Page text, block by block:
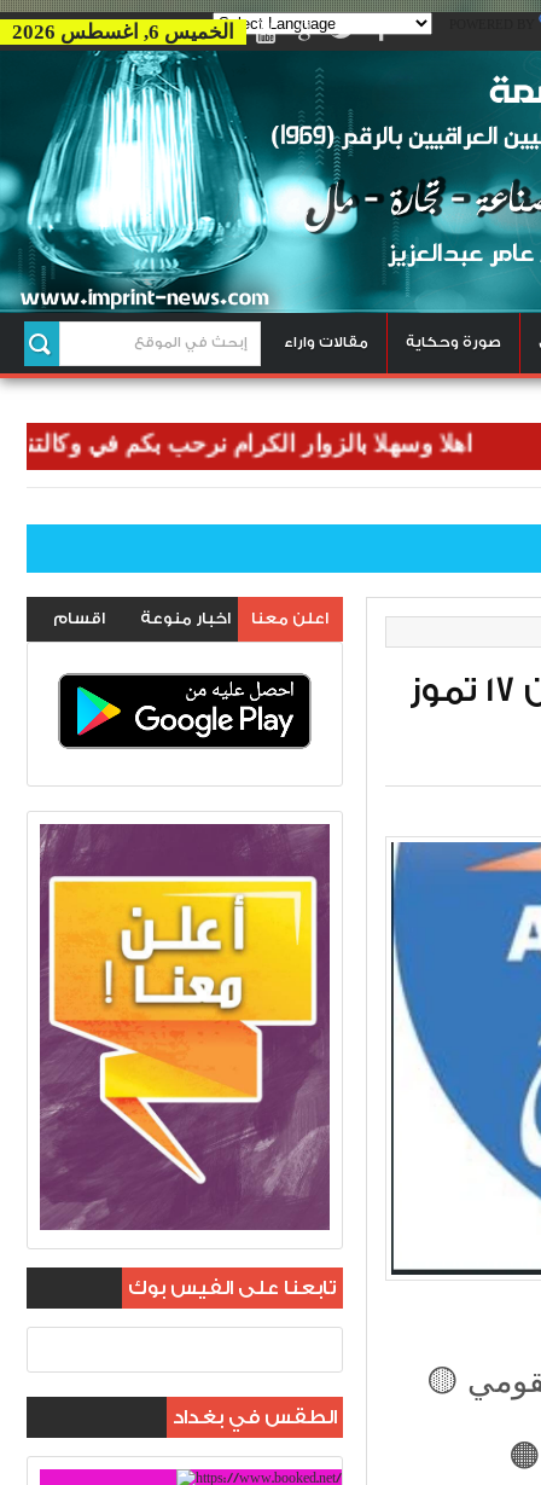
الخميس 6, اغسطس 2026
صورة وحكاية مقالات واراء
اهلا وسهلا بالزوار الكرام نرحب بكم في وكالتنا
تصفح جريدة "الصباح" عدد اليوم الإثنين 17 تموز
لإقرار قوانين مهمة في فصله
اعلن معنا اخبار منوعة
اقسام
تابعنا على الفيس بوك
الطقس في بغداد